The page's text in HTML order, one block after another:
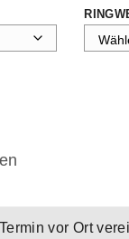
Termin vor Ort